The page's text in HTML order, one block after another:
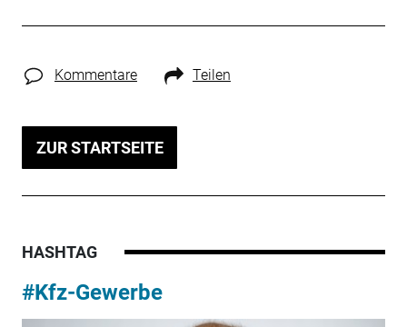
Kommentare Teilen
ZUR STARTSEITE
HASHTAG
#Kfz-Gewerbe